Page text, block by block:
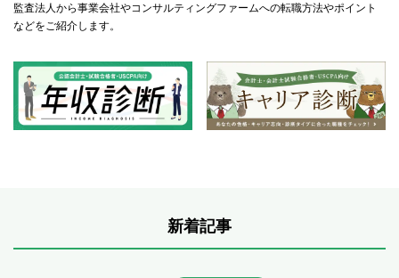
監査法人から事業会社やコンサルティングファームへの転職方法やポイント
などをご紹介します。
新着記事